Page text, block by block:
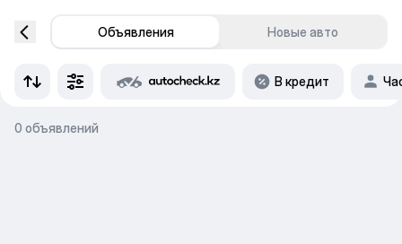
Объявления Новые авто
В кредит
0 объявлений